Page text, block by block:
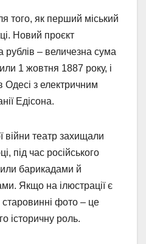
того, як перший міський
Новий проєкт
рублів – величезна сума
1 жовтня 1887 року, і
з електричним
Едісона.
війни театр захищали
під час російського
барикадами й
Якщо на ілюстрації є
старовинні фото – це
історичну роль.